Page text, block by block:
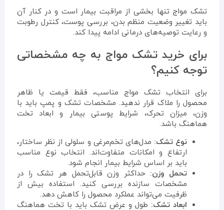
تشک مواج تنها بخشی از مراقبت بیمار است و در کنار آن
باید تغییر وضعیت منظم بدن، بررسی پوست، کنترل رطوبت
و رعایت توصیه‌های درمانی ادامه پیدا کند.
برای خرید تشک مواج به چه مشخصاتی
توجه کنیم؟
برای انتخاب تشک مواج مناسب، فقط قیمت یا ظاهر
محصول را ملاک قرار ندهید. مشخصات تشک و پمپ باید با
وزن، میزان تحرک، شرایط پوستی بیمار و ابعاد تخت
هماهنگ باشد.
نوع تشک: مدل‌های تخم‌مرغی و سلولی از نظر ساختار،
ارتفاع و امکانات متفاوت‌اند. انتخاب نوع مناسب
باید بر اساس شرایط بیمار انجام شود.
تحمل وزن: حداکثر وزن قابل‌تحمل هر تشک را در
مشخصات سازنده بررسی کنید. استفاده بیش از
ظرفیت می‌تواند عملکرد محصول را کاهش دهد.
ابعاد تشک: طول و عرض تشک باید با تخت هماهنگ